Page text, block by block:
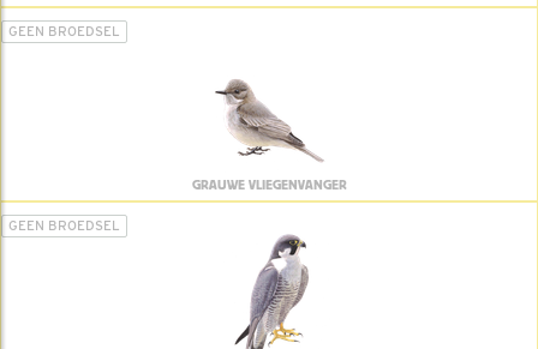
GEEN BROEDSEL
GRAUWE VLIEGENVANGER
GEEN BROEDSEL